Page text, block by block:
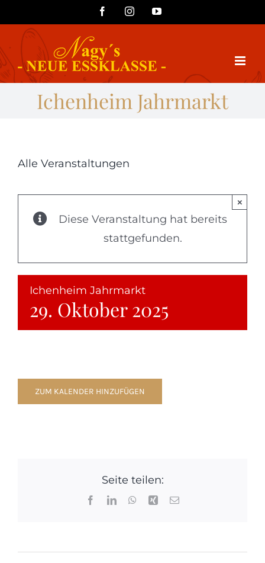
Inhalt
springen
FacebookInstagramYouTube
Ichenheim Jahrmarkt
Alle Veranstaltungen
Diese Veranstaltung hat bereits
stattgefunden.
×
Ichenheim Jahrmarkt
29. Oktober 2025
ZUM KALENDER HINZUFÜGEN
Seite teilen:
FacebookLinkedInWhatsApp
Xing E-